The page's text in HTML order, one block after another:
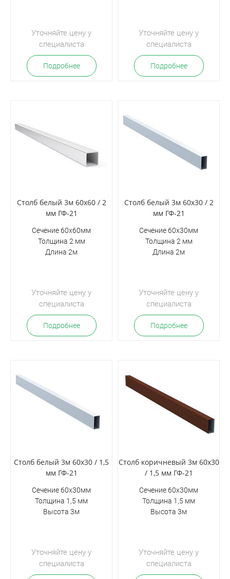
Уточняйте цену у
специалиста
Подробнее
Уточняйте цену у
специалиста
Подробнее
Столб белый 3м 60х60 / 2
мм ГФ-21
Сечение 60х60мм
Толщина 2 мм
Длина 2м
Уточняйте цену у
специалиста
Подробнее
Столб белый 3м 60х30 / 2
мм ГФ-21
Сечение 60х30мм
Толщина 2 мм
Длина 2м
Уточняйте цену у
специалиста
Подробнее
Столб белый 3м 60х30 / 1,5
мм ГФ-21
Сечение 60х30мм
Толщина 1,5 мм
Высота 3м
Уточняйте цену у
специалиста
Столб коричневый 3м 60х30
/ 1,5 мм ГФ-21
Сечение 60х30мм
Толщина 1,5 мм
Высота 3м
Уточняйте цену у
специалиста